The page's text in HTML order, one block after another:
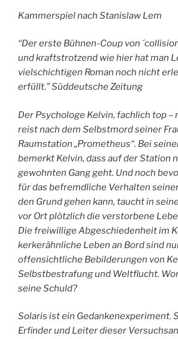
Kammerspiel nach Stanislaw Lem
“Der erste Bühnen-Coup von
und kraftstrotzend wie hier hat man
vielschichtigen Roman noch nicht
erfüllt.” Süddeutsche Zeitung
Der Psychologe Kelvin, fachlich top –
reist nach dem Selbstmord seiner
Raumstation „Prometheus“. Bei
bemerkt Kelvin, dass auf der Station
gewohnten Gang geht. Und noch
für das befremdliche Verhalten
den Grund gehen kann, taucht in
vor Ort plötzlich die verstorbene
Die freiwillige Abgeschiedenheit im
kerkerähnliche Leben an Bord sind
offensichtliche Bebilderungen von
Selbstbestrafung und Weltflucht.
seine Schuld?
Solaris ist ein Gedankenexperiment.
Erfinder und Leiter dieser